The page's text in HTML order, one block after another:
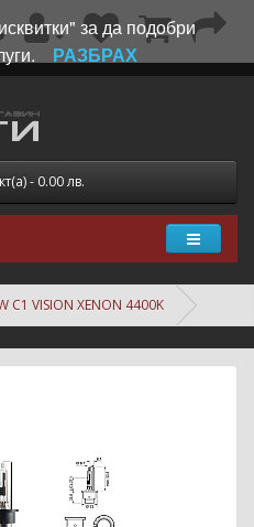
- 0.00 лв.
C1 VISION XENON 4400K
за да подобри
РАЗБРАХ